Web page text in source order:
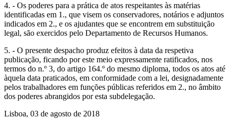
4. - Os poderes para a prática de atos respeitantes às matérias
identificadas em 1., que visem os conservadores, notários e adjuntos
indicados em 2., e os ajudantes que se encontrem em substituição
legal, são exercidos pelo Departamento de Recursos Humanos.
5. - O presente despacho produz efeitos à data da respetiva
publicação, ficando por este meio expressamente ratificados, nos
termos do n.º 3, do artigo 164.º do mesmo diploma, todos os atos até
àquela data praticados, em conformidade com a lei, designadamente
pelos trabalhadores em funções públicas referidos em 2., no âmbito
dos poderes abrangidos por esta subdelegação.
Lisboa, 03 de agosto de 2018